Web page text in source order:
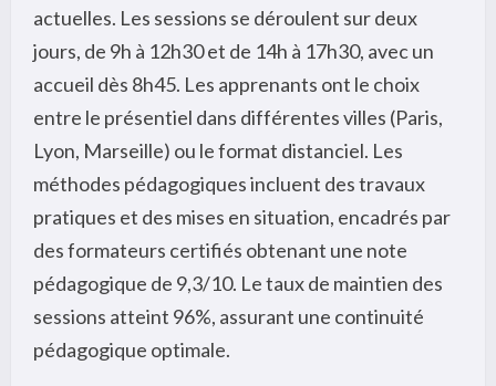
actuelles. Les sessions se déroulent sur deux
jours, de 9h à 12h30 et de 14h à 17h30, avec un
accueil dès 8h45. Les apprenants ont le choix
entre le présentiel dans différentes villes (Paris,
Lyon, Marseille) ou le format distanciel. Les
méthodes pédagogiques incluent des travaux
pratiques et des mises en situation, encadrés par
des formateurs certifiés obtenant une note
pédagogique de 9,3/10. Le taux de maintien des
sessions atteint 96%, assurant une continuité
pédagogique optimale.